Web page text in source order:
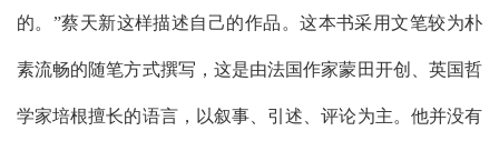
的。”蔡天新这样描述自己的作品。这本书采用文笔较为朴
素流畅的随笔方式撰写，这是由法国作家蒙田开创、英国哲
学家培根擅长的语言，以叙事、引述、评论为主。他并没有